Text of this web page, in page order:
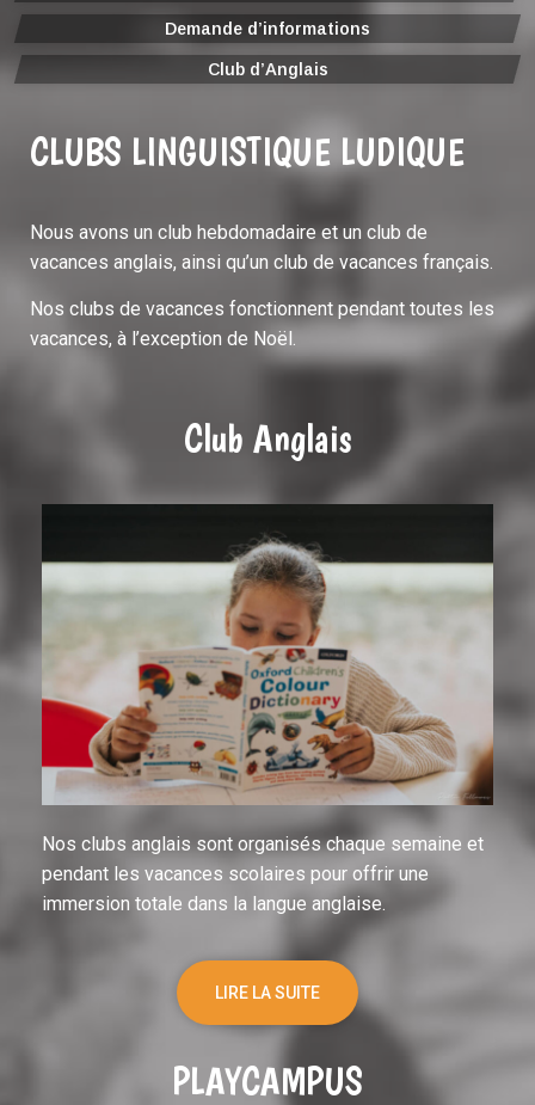
Demande d’informations
Club d’Anglais
CLUBS LINGUISTIQUE LUDIQUE
Nous avons un club hebdomadaire et un club de
vacances anglais, ainsi qu’un club de vacances français.
Nos clubs de vacances fonctionnent pendant toutes les
vacances, à l’exception de Noël.
Club Anglais
Nos clubs anglais sont organisés chaque semaine et
pendant les vacances scolaires pour offrir une
immersion totale dans la langue anglaise.
LIRE LA SUITE
PLAYCAMPUS